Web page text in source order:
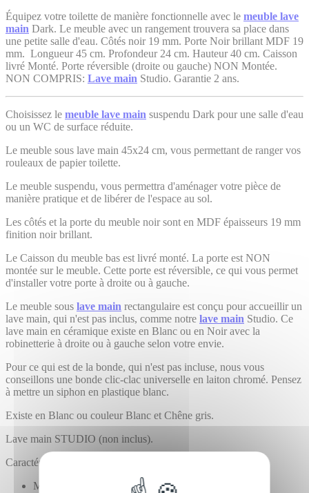
Équipez votre toilette de manière fonctionnelle avec le meuble lave
main Dark. Le meuble avec un rangement trouvera sa place dans
une petite salle d'eau. Côtés noir 19 mm. Porte Noir brillant MDF 19
mm. Longueur 45 cm. Profondeur 24 cm. Hauteur 40 cm. Caisson
livré Monté. Porte réversible (droite ou gauche) NON Montée.
NON COMPRIS: Lave main Studio. Garantie 2 ans.
Choisissez le meuble lave main suspendu Dark pour une salle d'eau
ou un WC de surface réduite.
Le meuble sous lave main 45x24 cm, vous permettant de ranger vos
rouleaux de papier toilette.
Le meuble suspendu, vous permettra d'aménager votre pièce de
manière pratique et de libérer de l'espace au sol.
Les côtés et la porte du meuble noir sont en MDF épaisseurs 19 mm
finition noir brillant.
Le Caisson du meuble bas est livré monté. La porte est NON
montée sur le meuble. Cette porte est réversible, ce qui vous permet
d'installer votre porte à droite ou à gauche.
Le meuble sous lave main rectangulaire est conçu pour accueillir un
lave main, qui n'est pas inclus, comme notre lave main Studio. Ce
lave main en céramique existe en Blanc ou en Noir avec la
robinetterie à droite ou à gauche selon votre envie.
Pour ce qui est de la bonde, qui n'est pas incluse, nous vous
conseillons une bonde clic-clac universelle en laiton chromé. Pensez
à mettre un siphon en plastique blanc.
Existe en Blanc ou couleur Blanc et Chêne gris.
Lave main STUDIO (non inclus).
Caractéristiques du meuble suspendu Dark :
Meuble bas suspendu.